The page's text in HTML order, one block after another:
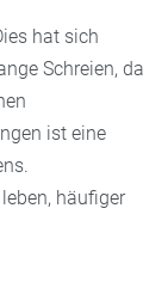
hat sich
Schreien, da
ist eine
leben, häufiger